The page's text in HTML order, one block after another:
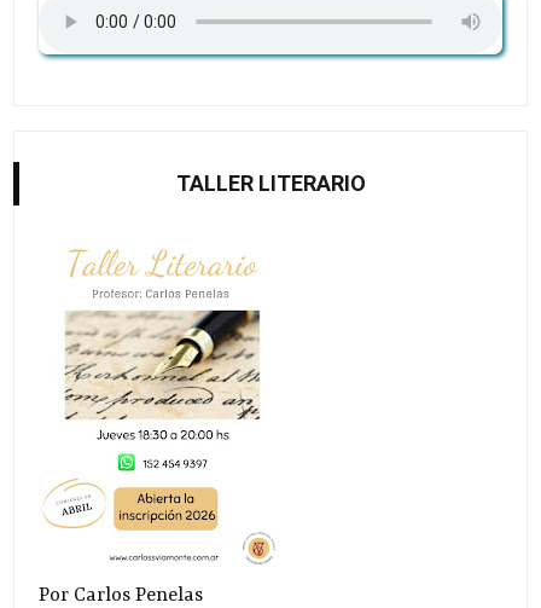
TALLER LITERARIO
Por Carlos Penelas